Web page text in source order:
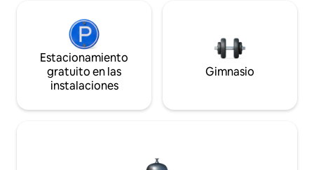
Estacionamiento
gratuito en las
instalaciones
Gimnasio